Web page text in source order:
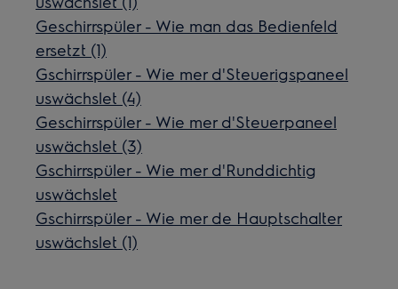
Geschirrspüler - Wie man das Bedienfeld
ersetzt (1)
Gschirrspüler - Wie mer d'Steuerigspaneel
uswächslet (4)
Geschirrspüler - Wie mer d'Steuerpaneel
uswächslet (3)
Gschirrspüler - Wie mer d'Runddichtig
uswächslet
Gschirrspüler - Wie mer de Hauptschalter
uswächslet (1)